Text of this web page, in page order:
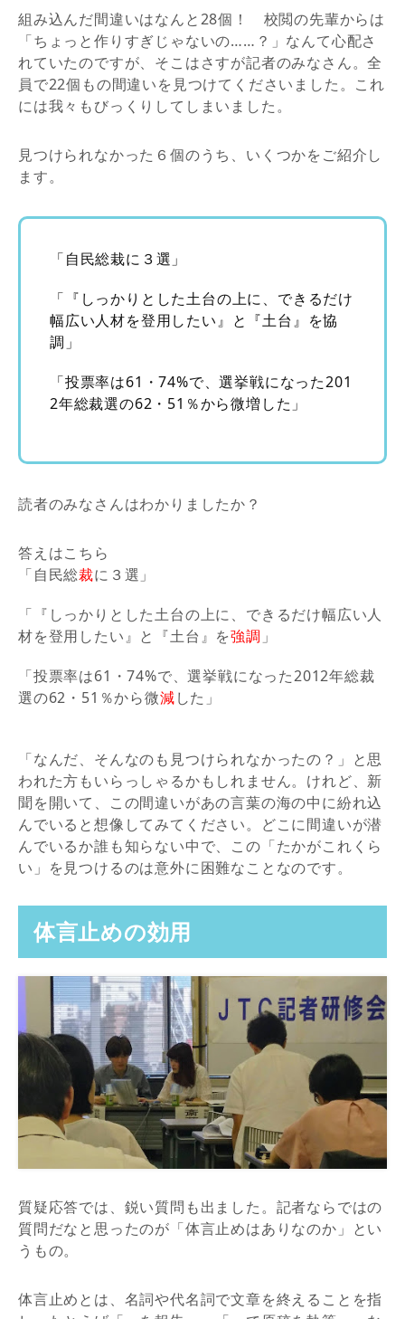
組み込んだ間違いはなんと28個！ 校閲の先輩からは
「ちょっと作りすぎじゃないの……？」なんて心配さ
れていたのですが、そこはさすが記者のみなさん。全
員で22個もの間違いを見つけてくださいました。これ
には我々もびっくりしてしまいました。
見つけられなかった６個のうち、いくつかをご紹介し
ます。
「自民総栽に３選」
「『しっかりとした土台の上に、できるだけ
幅広い人材を登用したい』と『土台』を協
調」
「投票率は61・74%で、選挙戦になった201
2年総裁選の62・51％から微増した」
読者のみなさんはわかりましたか？
答えはこちら
「自民総裁に３選」
「『しっかりとした土台の上に、できるだけ幅広い人
材を登用したい』と『土台』を強調 」
「投票率は61・74%で、選挙戦になった2012年総裁
選の62・51％から微減した」
「なんだ、そんなのも見つけられなかったの？」と思
われた方もいらっしゃるかもしれません。けれど、新
聞を開いて、この間違いがあの言葉の海の中に紛れ込
んでいると想像してみてください。どこに間違いが潜
んでいるか誰も知らない中で、この「たかがこれくら
い」を見つけるのは意外に困難なことなのです。
体言止めの効用
質疑応答では、鋭い質問も出ました。記者ならではの
質問だなと思ったのが「体言止めはありなのか」とい
うもの。
体言止めとは、名詞や代名詞で文章を終えることを指